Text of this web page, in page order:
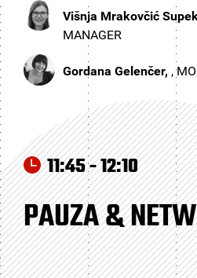
Višnja Mrakovčić
MANAGER
Gordana Gelenčer, ,
11:45 - 12:10
PAUZA &